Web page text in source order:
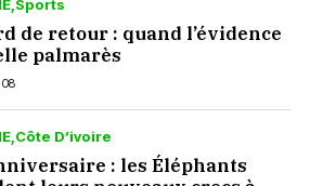
Sports
de retour : quand l’évidence
palmarès
Côte D’ivoire
: les Éléphants